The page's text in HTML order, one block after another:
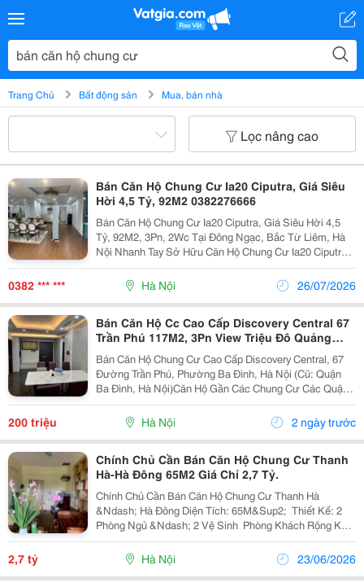
Trang Chủ Bất động sản Mua, bán nhà
Lọc nâng cao
Bán Căn Hộ Chung Cư Ia20 Ciputra, Giá Siêu
Hời 4,5 Tỷ, 92M2 0382276666
Bán Căn Hộ Chung Cư Ia20 Ciputra, Giá Siêu Hời 4,5
Tỷ, 92M2, 3Pn, 2Wc Tại Đông Ngạc, Bắc Từ Liêm, Hà
Nội Nhanh Tay Sở Hữu Căn Hộ Chung Cư Ia20 Ciputra
Tại Đông Ngạc, Bắc Từ Liêm, Hà Nội. Căn Hộ Có Diện
Tích 92M2, Đầy Đủ Nội Thất, 3 Phòng Ngủ Và...
0382 *** *** Hà Nội 26/07/2026
Bán Căn Hộ Cc Cao Cấp Discovery Central 67
Trần Phú 117M2, 3Pn View Triệu Đô Quảng
Trường Ba Đình
Bán Căn Hộ Chung Cư Cao Cấp Discovery Central, 67
Đường Trần Phú, Phường Ba Đình, Hà Nội (Cũ: Quận
Ba Đình, Hà Nội)Căn Hộ Gần Các Chung Cư Các Quận
Lân Cận: Aqua Central, Vin Metropolis, Lotte, Lancaster
Núi Trúc, Sun Grand Thụy Khuê... Gần Trường...
200 triệu Hà Nội 2 ngày trước
Chính Chủ Cần Bán Căn Hộ Chung Cư Thanh
Hà-Hà Đông 65M2 Giá Chỉ 2,7 Tỷ.
Chính Chủ Cần Bán Căn Hộ Chung Cư Thanh Hà
&Ndash; Hà Đông Diện Tích: 65M&Sup2; ️ Thiết Kế: 2
Phòng Ngủ &Ndash; 2 Vệ Sinh ️ Phòng Khách Rộng Kết
Hợp Bếp Hiện Đại ️ Ban Công Hướng Nam, Đón Gió Tự
Nhiên, Thoáng Mát Quanh Năm Tầng 2, Thuận Tiện
2,7 tỷ Hà Nội 23/06/2026